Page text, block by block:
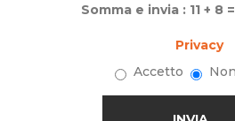
Somma e invia : 11 + 8 =
Privacy
Accetto